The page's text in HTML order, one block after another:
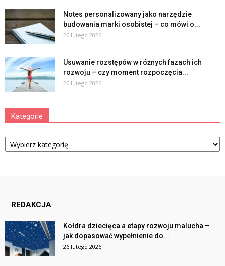
Notes personalizowany jako narzędzie
budowania marki osobistej – co mówi o...
26 lutego 2026
Usuwanie rozstępów w różnych fazach ich
rozwoju – czy moment rozpoczęcia...
26 lutego 2026
Kategorie
Kategorie
REDAKCJA
Kołdra dziecięca a etapy rozwoju malucha –
jak dopasować wypełnienie do...
26 lutego 2026